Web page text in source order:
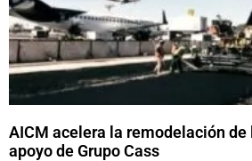
AICM acelera la remodelación de
apoyo de Grupo Cass